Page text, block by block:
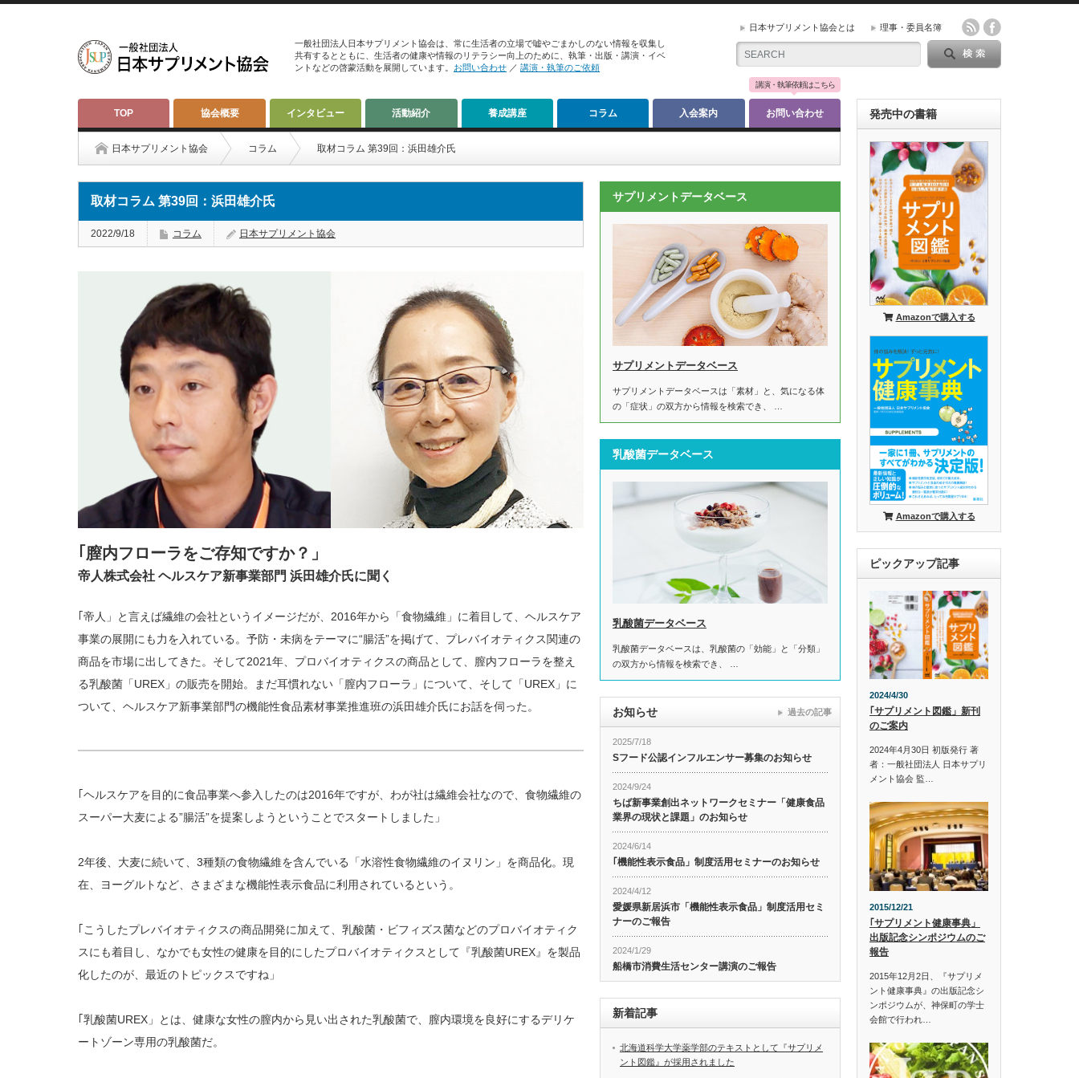
日本サプリメント協会とは
理事・委員名簿
一般社団法人日本サプリメント協会は、常に生活者の立場で嘘やごまかしのない情報を収集し
共有するとともに、生活者の健康や情報のリテラシー向上のために、執筆・出版・講演・イベ
ントなどの啓蒙活動を展開しています。 お問い合わせ ／ 講演・執筆のご依頼
講演・執筆依頼はこちら
TOP 協会概要 インタビュー 活動紹介 養成講座 コラム 入会案内 お問い合わせ
日本サプリメント協会 コラム 取材コラム 第39回：浜田雄介氏
取材コラム 第39回：浜田雄介氏
2022/9/18 コラム 日本サプリメント協会
｢膣内フローラをご存知ですか？」
帝人株式会社 ヘルスケア新事業部門 浜田雄介氏に聞く
｢帝人」と言えば繊維の会社というイメージだが、2016年から「食物繊維」に着目して、ヘルスケア
事業の展開にも力を入れている。予防・未病をテーマに“腸活”を掲げて、プレバイオティクス関連の
商品を市場に出してきた。そして2021年、プロバイオティクスの商品として、膣内フローラを整え
る乳酸菌「UREX」の販売を開始。まだ耳慣れない「膣内フローラ」について、そして「UREX」に
ついて、ヘルスケア新事業部門の機能性食品素材事業推進班の浜田雄介氏にお話を伺った。
｢ヘルスケアを目的に食品事業へ参入したのは2016年ですが、わが社は繊維会社なので、食物繊維の
スーパー大麦による”腸活”を提案しようということでスタートしました」
2年後、大麦に続いて、3種類の食物繊維を含んでいる「水溶性食物繊維のイヌリン」を商品化。現
在、ヨーグルトなど、さまざまな機能性表示食品に利用されているという。
｢こうしたプレバイオティクスの商品開発に加えて、乳酸菌・ビフィズス菌などのプロバイオティク
スにも着目し、なかでも女性の健康を目的にしたプロバイオティクスとして『乳酸菌UREX』を製品
化したのが、最近のトピックスですね」
｢乳酸菌UREX」とは、健康な女性の膣内から見い出された乳酸菌で、膣内環境を良好にするデリケ
ートゾーン専用の乳酸菌だ。
サプリメントデータベース
サプリメントデータベース
サプリメントデータベースは「素材」と、気になる体
の「症状」の双方から情報を検索でき、 …
乳酸菌データベース
乳酸菌データベース
乳酸菌データベースは、乳酸菌の「効能」と「分類」
の双方から情報を検索でき、 …
お知らせ
2025/7/18
Sフード公認インフルエンサー募集のお知らせ
2024/9/24
ちば新事業創出ネットワークセミナー「健康食品
業界の現状と課題」のお知らせ
2024/6/14
｢機能性表示食品」制度活用セミナーのお知らせ
2024/4/12
愛媛県新居浜市「機能性表示食品」制度活用セミ
ナーのご報告
2024/1/29
船橋市消費生活センター講演のご報告
過去の記事
新着記事
北海道科学大学薬学部のテキストとして『サプリメ
ント図鑑』が採用されました
発売中の書籍
Amazonで購入する
Amazonで購入する
ピックアップ記事
2024/4/30
｢サプリメント図鑑」新刊
のご案内
2024年4月30日 初版発行 著
者：一般社団法人 日本サプリ
メント協会 監…
2015/12/21
｢サプリメント健康事典」
出版記念シンポジウムのご
報告
2015年12月2日、『サプリメ
ント健康事典』の出版記念シ
ンポジウムが、神保町の学士
会館で行われ…